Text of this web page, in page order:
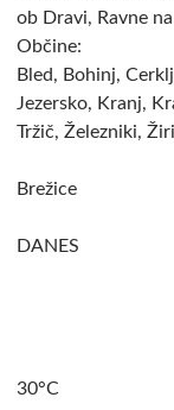
ob Dravi, Ravne
Občine:
Bled, Bohinj,
Jezersko, Kranj,
Tržič, Železniki,
Brežice
DANES
30°C